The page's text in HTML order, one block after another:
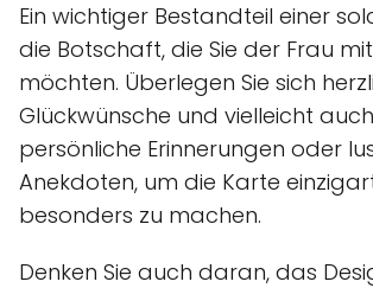
Ein wichtiger Bestandteil einer
die Botschaft, die Sie der Frau
möchten. Überlegen Sie sich
Glückwünsche und vielleicht
persönliche Erinnerungen oder
Anekdoten, um die Karte
besonders zu machen.
Denken Sie auch daran, das